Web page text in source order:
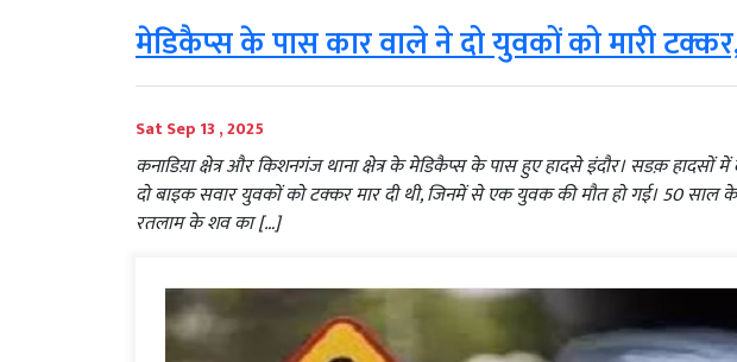
मेडिकैप्स के पास कार वाले ने दो युवकों को मारी
Sat Sep 13 , 2025
कनाडिय़ा क्षेत्र और किशनगंज थाना क्षेत्र के मेडिकैप्स के पास हुए हादसे इंदौर। सडक़ हादसों
दो बाइक सवार युवकों को टक्कर मार दी थी, जिनमें से एक युवक की मौत हो गई। 50 साल के
रतलाम के शव का […]